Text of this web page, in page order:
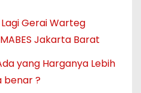
Gerai Warteg
Jakarta Barat
yang Harganya Lebih
benar ?